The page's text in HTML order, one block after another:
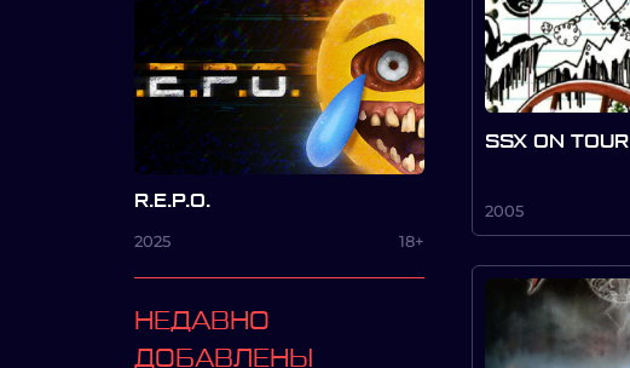
R.E.P.O.
2025 18+
НЕДАВНО
ДОБАВЛЕНЫ
SSX ON TOUR
2005